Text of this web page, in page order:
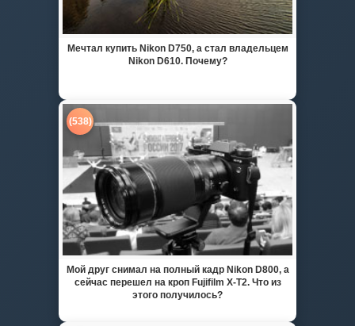
Мечтал купить Nikon D750, а стал владельцем
Nikon D610. Почему?
(538)
Мой друг снимал на полный кадр Nikon D800, а
сейчас перешел на кроп Fujifilm X-T2. Что из
этого получилось?